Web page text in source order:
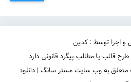
و اجرا توسط : کدین
قالب یا مطالب پیگرد قانونی دارد
به وب سایت مستر سانگ | دانلود